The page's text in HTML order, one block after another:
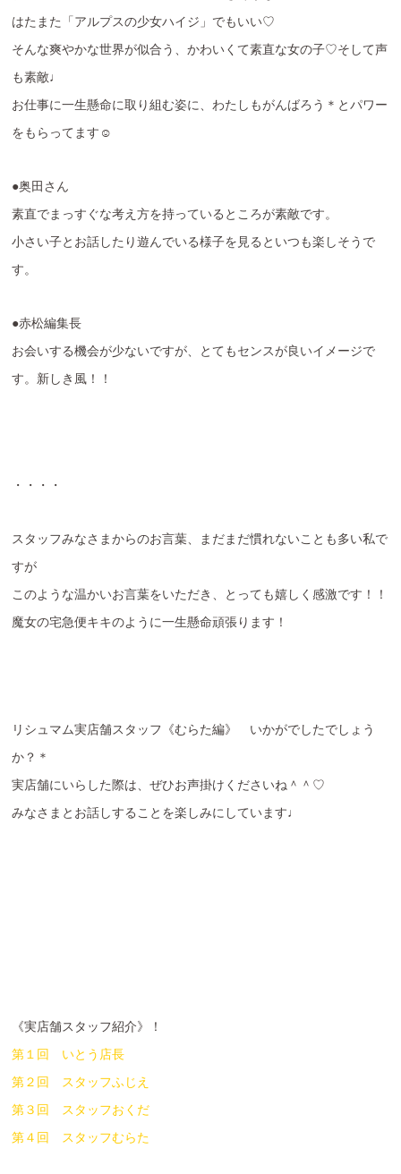
はたまた「アルプスの少女ハイジ」でもいい♡
そんな爽やかな世界が似合う、かわいくて素直な女の子♡そして声
も素敵♩
お仕事に一生懸命に取り組む姿に、わたしもがんばろう＊とパワー
をもらってます☺️
●奥田さん
素直でまっすぐな考え方を持っているところが素敵です。
小さい子とお話したり遊んでいる様子を見るといつも楽しそうで
す。
●赤松編集長
お会いする機会が少ないですが、とてもセンスが良いイメージで
す。新しき風！！
・・・・
スタッフみなさまからのお言葉、まだまだ慣れないことも多い私で
すが
このような温かいお言葉をいただき、とっても嬉しく感激です！！
魔女の宅急便キキのように一生懸命頑張ります！
リシュマム実店舗スタッフ《むらた編》 いかがでしたでしょう
か？＊
実店舗にいらした際は、ぜひお声掛けくださいね＾＾♡
みなさまとお話しすることを楽しみにしています♩
《実店舗スタッフ紹介》！
第１回 いとう店長
第２回 スタッフふじえ
第３回 スタッフおくだ
第４回 スタッフむらた